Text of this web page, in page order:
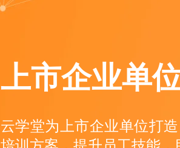
上市企业单
云学堂为上市企业单位打